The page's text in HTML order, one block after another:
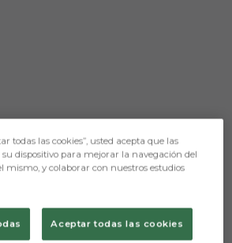
¡Sé el primero!
Club se dieron cita en el
todas las cookies”, usted acepta que las
su dispositivo para mejorar la navegación del
mismo, y colaborar con nuestros estudios
Aceptar todas las cookies